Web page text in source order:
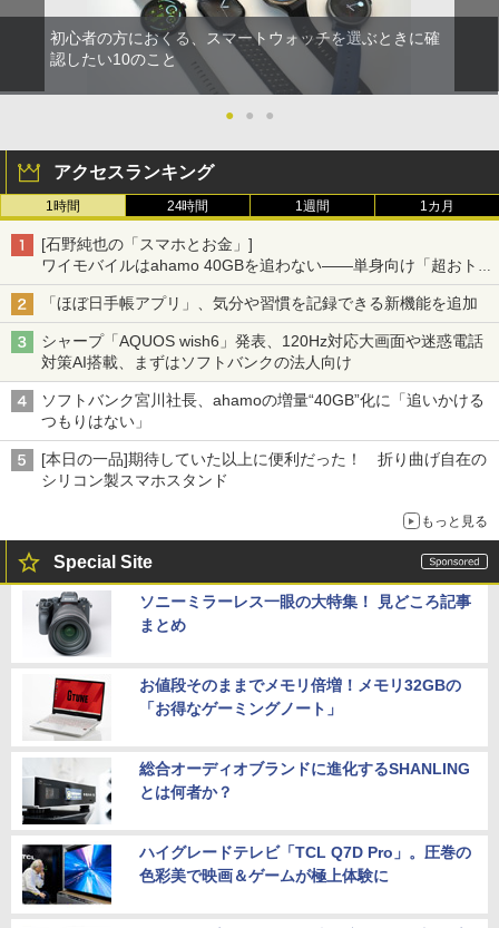
初心者の方におくる、スマートウォッチを選ぶときに確
認したい10のこと
● ● ●
アクセスランキング
1時間 24時間 1週間 1カ月
[石野純也の「スマホとお金」]
ワイモバイルはahamo 40GBを追わない――単身向け「超おトク
割」の安さと1年限定の注意点
「ほぼ日手帳アプリ」、気分や習慣を記録できる新機能を追加
シャープ「AQUOS wish6」発表、120Hz対応大画面や迷惑電話
対策AI搭載、まずはソフトバンクの法人向け
ソフトバンク宮川社長、ahamoの増量“40GB”化に「追いかける
つもりはない」
[本日の一品]期待していた以上に便利だった！ 折り曲げ自在の
シリコン製スマホスタンド
もっと見る
Special Site
ソニーミラーレス一眼の大特集！ 見どころ記事
まとめ
お値段そのままでメモリ倍増！メモリ32GBの
「お得なゲーミングノート」
総合オーディオブランドに進化するSHANLING
とは何者か？
ハイグレードテレビ「TCL Q7D Pro」。圧巻の
色彩美で映画＆ゲームが極上体験に